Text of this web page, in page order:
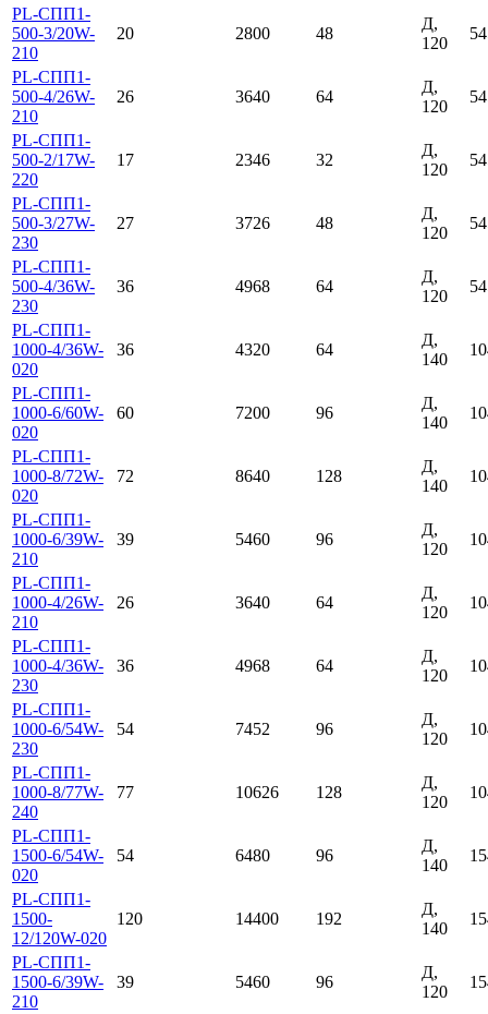
PL-СПП1-
500-3/20W-
210
20 2800 48
Д,
120
PL-СПП1-
500-4/26W-
210
26 3640 64
Д,
120
PL-СПП1-
500-2/17W-
220
17 2346 32
Д,
120
PL-СПП1-
500-3/27W-
230
27 3726 48
Д,
120
PL-СПП1-
500-4/36W-
230
36 4968 64
Д,
120
PL-СПП1-
1000-4/36W-
020
36 4320 64
Д,
140
PL-СПП1-
1000-6/60W-
020
60 7200 96
Д,
140
PL-СПП1-
1000-8/72W-
020
72 8640 128
Д,
140
PL-СПП1-
1000-6/39W-
210
39 5460 96
Д,
120
PL-СПП1-
1000-4/26W-
210
26 3640 64
Д,
120
PL-СПП1-
1000-4/36W-
230
36 4968 64
Д,
120
PL-СПП1-
1000-6/54W-
230
54 7452 96
Д,
120
PL-СПП1-
1000-8/77W-
240
77 10626 128
Д,
120
PL-СПП1-
1500-6/54W-
020
54 6480 96
Д,
140
PL-СПП1-
1500-
12/120W-020
120 14400 192
Д,
140
PL-СПП1-
1500-6/39W-
210
39 5460 96
Д,
120